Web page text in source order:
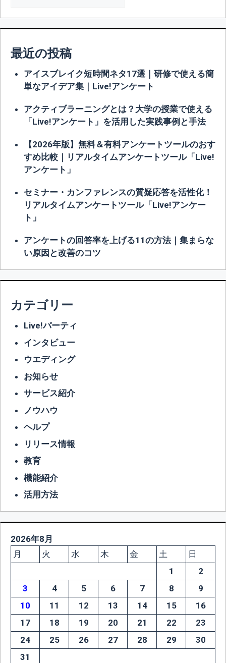
最近の投稿
アイスブレイク短時間ネタ17選｜研修で使える簡
単なアイデア集｜Live!アンケート
アクティブラーニングとは？大学の授業で使える
「Live!アンケート」を活用した実践事例と手法
【2026年版】無料＆有料アンケートツールのおす
すめ比較｜リアルタイムアンケートツール「Live!
アンケート」
セミナー・カンファレンスの質疑応答を活性化！
リアルタイムアンケートツール「Live!アンケー
ト」
アンケートの回答率を上げる11の方法｜集まらな
い原因と改善のコツ
カテゴリー
Live!パーティ
インタビュー
ウエディング
お知らせ
サービス紹介
ノウハウ
ヘルプ
リリース情報
教育
機能紹介
活用方法
2026年8月
月
火 水 木 金 土
日
1
2
3
4 5 6 7 8
9
10
11 12 13 14 15
16
17
18 19 20 21 22
23
24
25 26 27 28 29
30
31